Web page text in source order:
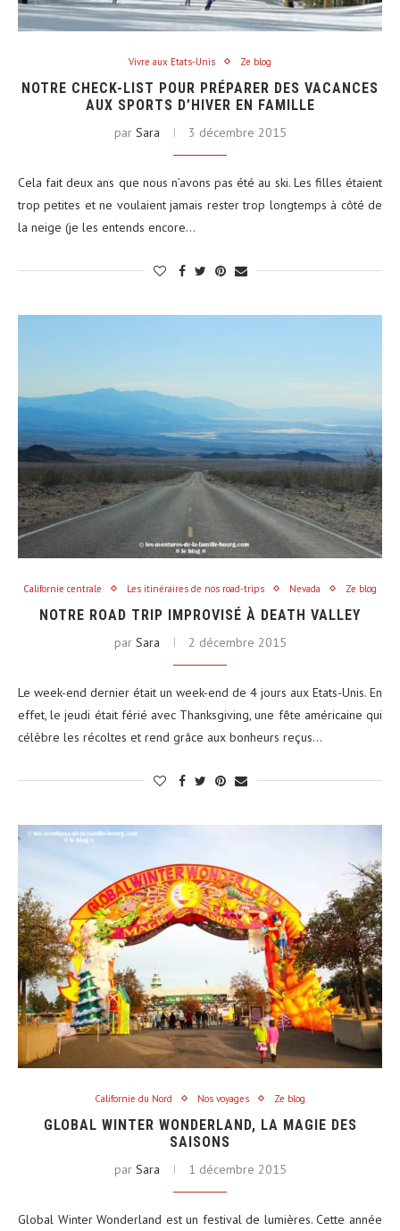
Vivre aux Etats-Unis Ze blog
NOTRE CHECK-LIST POUR PRÉPARER DES VACANCES
AUX SPORTS D’HIVER EN FAMILLE
par Sara 3 décembre 2015
Cela fait deux ans que nous n’avons pas été au ski. Les filles étaient
trop petites et ne voulaient jamais rester trop longtemps à côté de
la neige (je les entends encore…
Californie centrale Les itinéraires de nos road-trips Nevada Ze blog
NOTRE ROAD TRIP IMPROVISÉ À DEATH VALLEY
par Sara 2 décembre 2015
Le week-end dernier était un week-end de 4 jours aux Etats-Unis. En
effet, le jeudi était férié avec Thanksgiving, une fête américaine qui
célèbre les récoltes et rend grâce aux bonheurs reçus…
Californie du Nord Nos voyages Ze blog
GLOBAL WINTER WONDERLAND, LA MAGIE DES
SAISONS
par Sara 1 décembre 2015
Global Winter Wonderland est un festival de lumières. Cette année